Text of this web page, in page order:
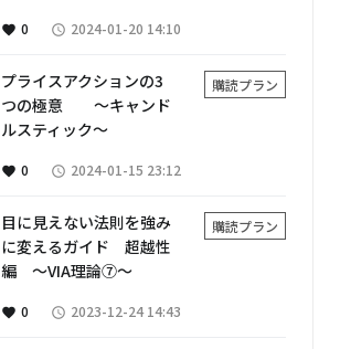
favorite 0 access_time 2024-01-20 14:10
プライスアクションの3
つの極意 ～キャンド
ルスティック～
購読プラン
favorite 0 access_time 2024-01-15 23:12
目に見えない法則を強み
に変えるガイド 超越性
編 ～VIA理論⑦～
購読プラン
favorite 0 access_time 2023-12-24 14:43